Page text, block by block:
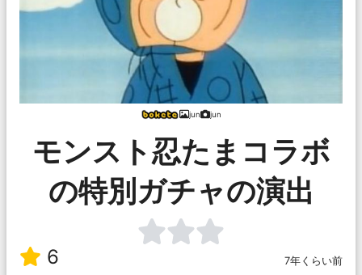
jun jun
モンスト忍たまコラボ
の特別ガチャの演出
6 7年くらい前